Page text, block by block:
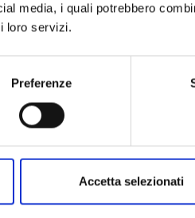
media, i quali potrebbero
loro servizi.
Preferenze
Accetta selezionati